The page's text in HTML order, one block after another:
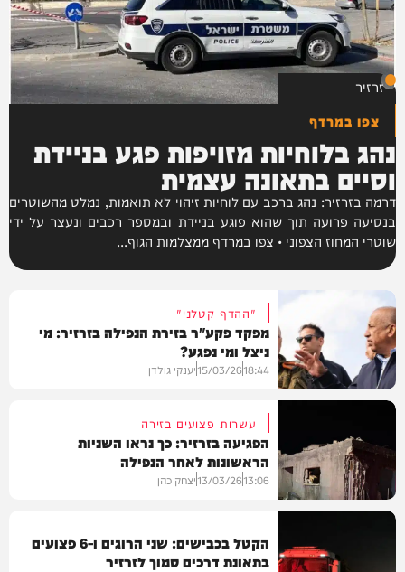
זרזיר
צפו במרדף
נהג בלוחיות מזויפות פגע בניידת
וסיים בתאונה עצמית
דרמה בזרזיר: נהג ברכב עם לוחיות זיהוי לא תואמות, נמלט מהשוטרים
בנסיעה פרועה תוך שהוא פוגע בניידת ובמספר רכבים ונעצר על ידי
שוטרי המחוז הצפוני • צפו במרדף ממצלמות הגוף...
וידאו
"ההדף קטלני"
מפקד פקע"ר בזירת הנפילה בזרזיר: מי
ניצל ומי נפגע?
18:44
15/03/26יענקי גולדן
עשרות פצועים בזירה
הפגיעה בזרזיר: כך נראו השניות
הראשונות לאחר הנפילה
13:06
13/03/26יצחק כהן
הקטל בכבישים: שני הרוגים ו-6 פצועים
בתאונת דרכים סמוך לזרזיר